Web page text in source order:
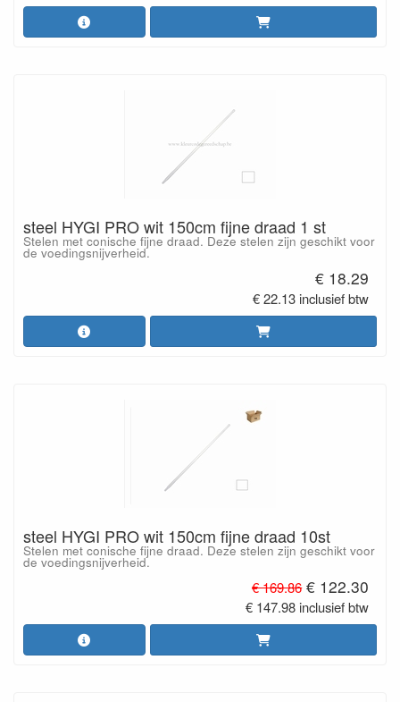
steel HYGI PRO wit 150cm fijne draad 1 st
Stelen met conische fijne draad. Deze stelen zijn geschikt voor
de voedingsnijverheid.
€ 18.29
€ 22.13 inclusief btw
steel HYGI PRO wit 150cm fijne draad 10st
Stelen met conische fijne draad. Deze stelen zijn geschikt voor
de voedingsnijverheid.
€ 169.86 € 122.30
€ 147.98 inclusief btw